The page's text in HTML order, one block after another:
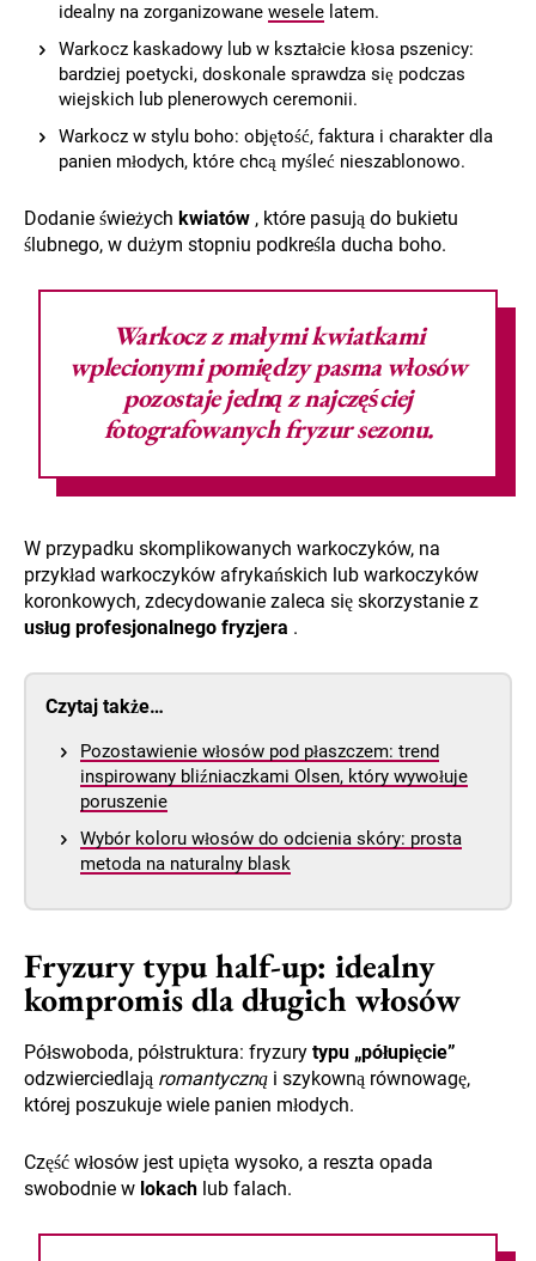
idealny na zorganizowane wesele latem.
Warkocz kaskadowy lub w kształcie kłosa pszenicy:
bardziej poetycki, doskonale sprawdza się podczas
wiejskich lub plenerowych ceremonii.
Warkocz w stylu boho: objętość, faktura i charakter dla
panien młodych, które chcą myśleć nieszablonowo.
Dodanie świeżych kwiatów , które pasują do bukietu
ślubnego, w dużym stopniu podkreśla ducha boho.
Warkocz z małymikwiatkami
wplecionymi pomiędzy pasma włosów
pozostaje jedną z najczęściej
fotografowanych fryzur sezonu.
W przypadku skomplikowanych warkoczyków, na
przykład warkoczyków afrykańskich lub warkoczyków
koronkowych, zdecydowanie zaleca się skorzystanie z
usług profesjonalnego fryzjera .
Czytaj także…
Pozostawienie włosów pod płaszczem: trend
inspirowany bliźniaczkami Olsen, który wywołuje
poruszenie
Wybór koloru włosów do odcienia skóry: prosta
metoda na naturalny blask
Fryzury typu half-up: idealny
kompromis dla długich włosów
Półswoboda, półstruktura: fryzury typu „półupięcie”
odzwierciedlają romantyczną i szykowną równowagę,
której poszukuje wiele panien młodych.
Część włosów jest upięta wysoko, a reszta opada
swobodnie w lokach lub falach.